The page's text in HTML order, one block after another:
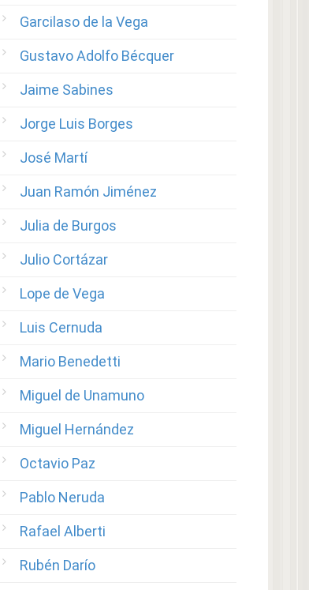
Garcilaso de la Vega
Gustavo Adolfo Bécquer
Jaime Sabines
Jorge Luis Borges
José Martí
Juan Ramón Jiménez
Julia de Burgos
Julio Cortázar
Lope de Vega
Luis Cernuda
Mario Benedetti
Miguel de Unamuno
Miguel Hernández
Octavio Paz
Pablo Neruda
Rafael Alberti
Rubén Darío